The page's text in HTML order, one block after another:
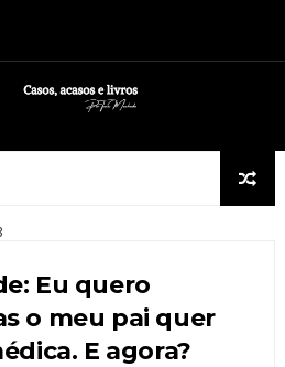
Eu quero
o meu pai quer
E agora?